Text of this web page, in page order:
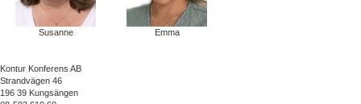
Susanne Emma
Kontur Konferens AB
Strandvägen 46
196 39 Kungsängen